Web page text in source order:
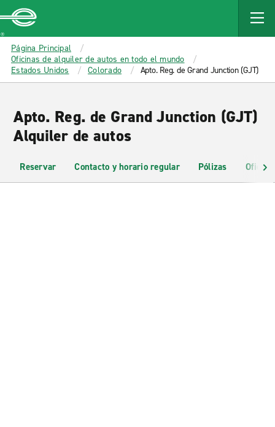
MAIN
CONTENT
Enterprise
Página Principal
Oficinas de alquiler de autos en todo el mundo
Estados Unidos
Colorado Apto. Reg. de Grand Junction (GJT)
Apto. Reg. de Grand Junction (GJT)
Alquiler de autos
Reservar Contacto y horario regular Pólizas